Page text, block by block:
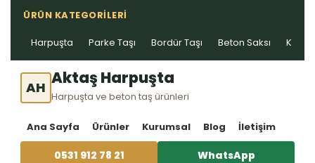
ÜRÜN KATEGORILERI
Harpuşta Parke Taşı Bordür Taşı Beton Saksı Kablo
AH Aktaş Harpuşta
Harpuşta ve beton taş ürünleri
Ana Sayfa Ürünler Kurumsal Blog İletişim
0531 912 78 21 WhatsApp